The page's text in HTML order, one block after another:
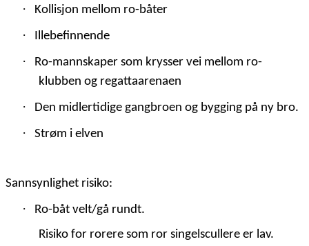
· Kollisjon mellom ro-båter
· Illebefinnende
·
Ro-mannskaper som krysser vei mellom ro-
klubben og regattaarenaen
· Den midlertidige gangbroen og bygging på ny bro.
· Strøm i elven
Sannsynlighet risiko:
·
Ro-båt velt/gå rundt.
Risiko for rorere som ror singelscullere er lav.